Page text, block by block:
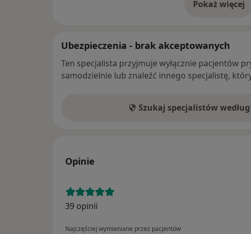
Pokaż więcej
o adresie
Ubezpieczenia - brak akceptowanych
Ten specjalista przyjmuje wyłącznie pacjentów
samodzielnie lub znaleźć innego specjalistę,
Szukaj specjalistów
Opinie
39 opinii
Najczęściej wymieniane przez pacjentów